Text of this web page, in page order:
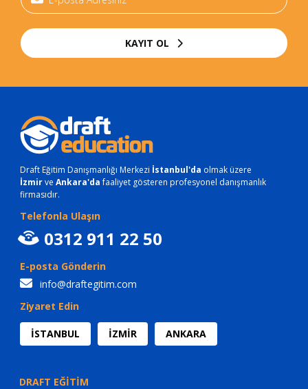
KAYIT OL
Draft Eğitim Danışmanlığı Merkezi İstanbul'da olmak üzere
İzmirve Ankara'dafaaliyet gösteren profesyonel danışmanlık
firmasıdır.
Telefonla Ulaşın
0312 911 22 50
E-posta Gönderin
info@draftegitim.com
Ziyaret Edin
İSTANBUL İZMİR ANKARA
DRAFT EĞİTİM